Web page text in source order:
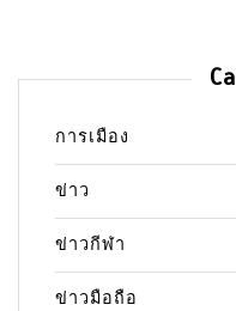
การเมือง
ข่าว
ข่าวกีฬา
ข่าวมือถือ